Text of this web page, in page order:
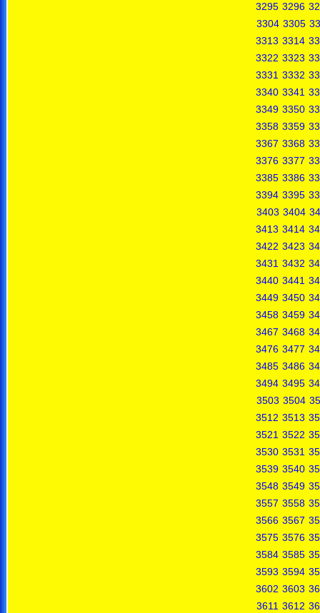
3295 3296
3304 3305
3313 3314
3322 3323
3331 3332
3340 3341
3349 3350
3358 3359
3367 3368
3376 3377
3385 3386
3394 3395
3403 3404
3413 3414
3422 3423
3431 3432
3440 3441
3449 3450
3458 3459
3467 3468
3476 3477
3485 3486
3494 3495
3503 3504
3512 3513
3521 3522
3530 3531
3539 3540
3548 3549
3557 3558
3566 3567
3575 3576
3584 3585
3593 3594
3602 3603
3611 3612